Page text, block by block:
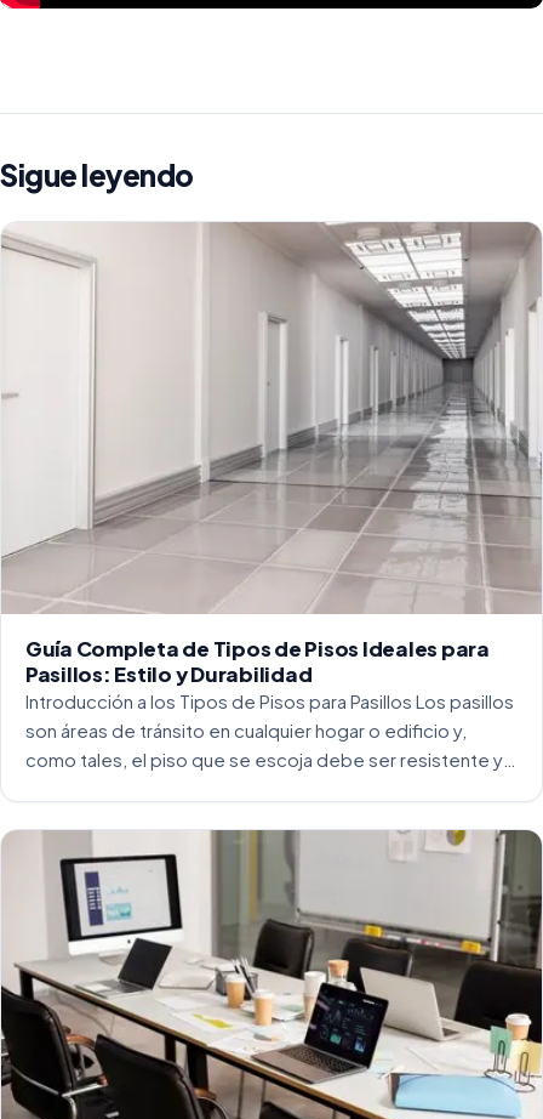
Sigue leyendo
Guía Completa de Tipos de Pisos Ideales para
Pasillos: Estilo y Durabilidad
Introducción a los Tipos de Pisos para Pasillos Los pasillos
son áreas de tránsito en cualquier hogar o edificio y,
como tales, el piso que se escoja debe ser resistente y